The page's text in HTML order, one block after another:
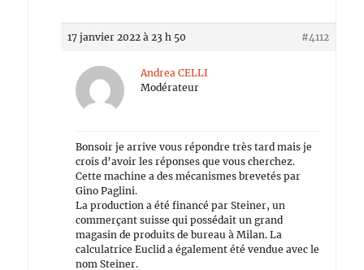
17 janvier 2022 à 23 h 50 #4112
Andrea CELLI
Modérateur
Bonsoir je arrive vous répondre très tard mais je
crois d’avoir les réponses que vous cherchez.
Cette machine a des mécanismes brevetés par
Gino Paglini.
La production a été financé par Steiner, un
commerçant suisse qui possédait un grand
magasin de produits de bureau à Milan. La
calculatrice Euclid a également été vendue avec le
nom Steiner.